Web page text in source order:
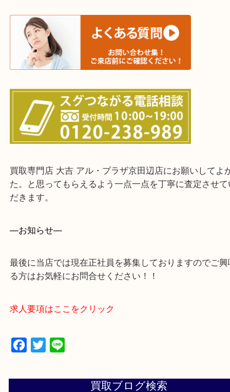
交野市・井手町
上記に記載がないエリアでもご相談ください。
・ご来店前に確認しておきたい！という方はお気軽
をください。
買取専門店 大吉 アル・プラザ京田辺店にお願いし